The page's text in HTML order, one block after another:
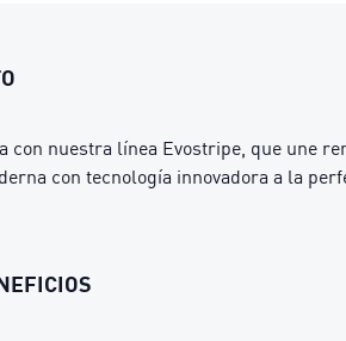
con nuestra línea Evostripe, que une
con tecnología innovadora a la